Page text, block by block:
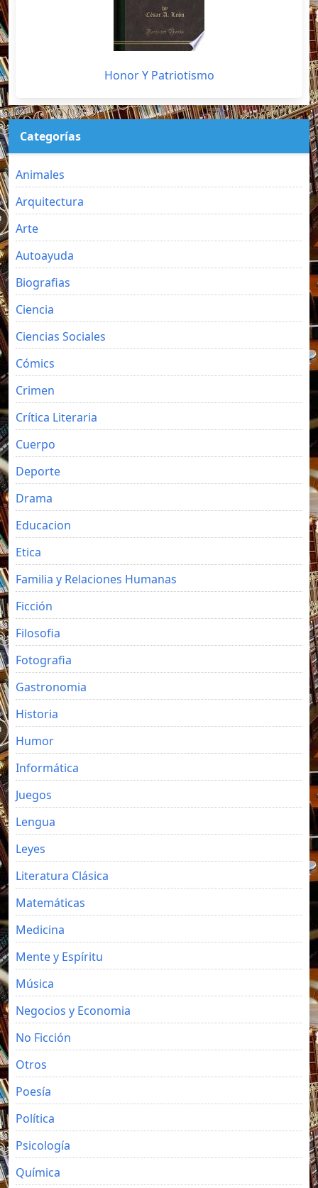
Honor Y Patriotismo
Categorías
Animales
Arquitectura
Arte
Autoayuda
Biografias
Ciencia
Ciencias Sociales
Cómics
Crimen
Crítica Literaria
Cuerpo
Deporte
Drama
Educacion
Etica
Familia y Relaciones Humanas
Ficción
Filosofia
Fotografia
Gastronomia
Historia
Humor
Informática
Juegos
Lengua
Leyes
Literatura Clásica
Matemáticas
Medicina
Mente y Espíritu
Música
Negocios y Economia
No Ficción
Otros
Poesía
Política
Psicología
Química